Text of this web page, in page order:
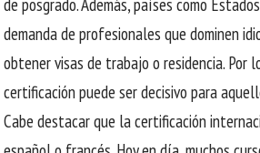
de posgrado. Además, países como
demanda de profesionales que dominen
obtener visas de trabajo o residencia.
certificación puede ser decisivo para
Cabe destacar que la certificación